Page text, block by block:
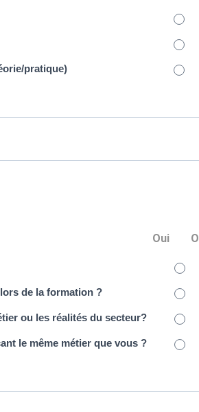
pratique)
Oui
de la formation ?
ou les réalités du secteur?
le même métier que vous ?